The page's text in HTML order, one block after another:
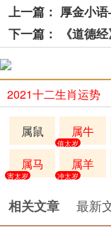
上一篇： 厚金小
下一篇： 《道德
2021十二生肖运势
属鼠 属牛
值太岁
属马
害太岁
属羊
冲太岁
相关文章 最新